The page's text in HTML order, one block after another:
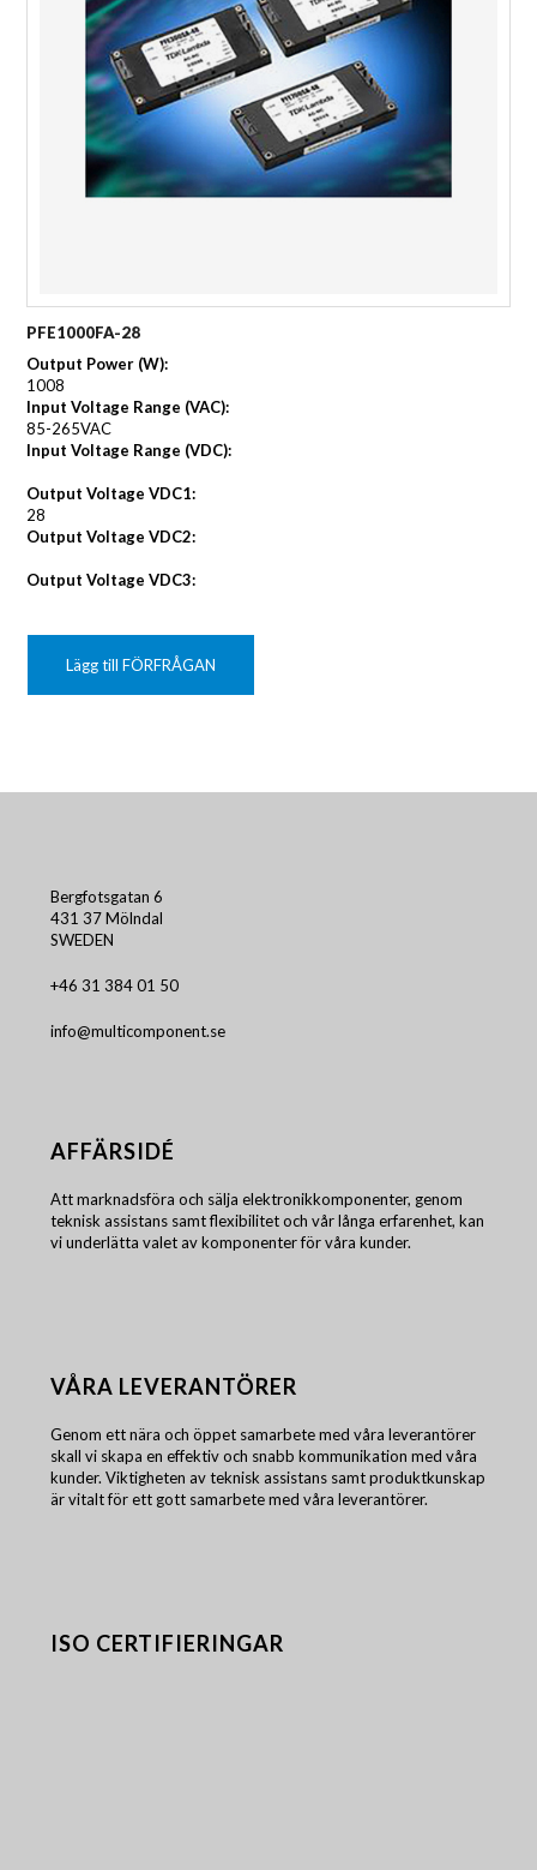
PFE1000FA-28
Output Power (W):
1008
Input Voltage Range (VAC):
85-265VAC
Input Voltage Range (VDC):
Output Voltage VDC1:
28
Output Voltage VDC2:
Output Voltage VDC3:
Lägg till FÖRFRÅGAN
Bergfotsgatan 6
431 37 Mölndal
SWEDEN
+46 31 384 01 50
info@multicomponent.se
AFFÄRSIDÉ
Att marknadsföra och sälja elektronikkomponenter, genom
teknisk assistans samt flexibilitet och vår långa erfarenhet, kan
vi underlätta valet av komponenter för våra kunder.
VÅRA LEVERANTÖRER
Genom ett nära och öppet samarbete med våra leverantörer
skall vi skapa en effektiv och snabb kommunikation med våra
kunder. Viktigheten av teknisk assistans samt produktkunskap
är vitalt för ett gott samarbete med våra leverantörer.
ISO CERTIFIERINGAR